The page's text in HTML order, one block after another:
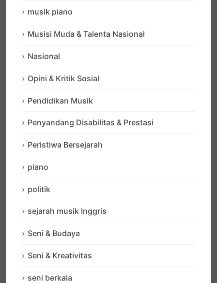
musik piano
Musisi Muda & Talenta Nasional
Nasional
Opini & Kritik Sosial
Pendidikan Musik
Penyandang Disabilitas & Prestasi
Peristiwa Bersejarah
piano
politik
sejarah musik Inggris
Seni & Budaya
Seni & Kreativitas
seni berkala